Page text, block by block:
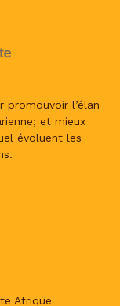
promouvoir l’élan
et mieux
évoluent les
Afrique